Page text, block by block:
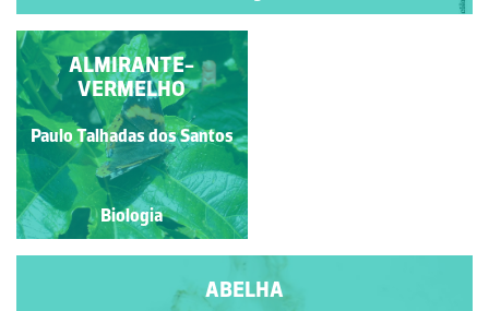
ESCARAVELHO-
VERMELHO OU
ESCARAVELHO-DA-
PALMEIRA
Natacha Martinho
Biologia
ABELHA
ALMIRANTE-
VERMELHO
Paulo Talhadas dos Santos
Biologia